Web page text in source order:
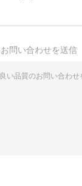
問い合わせを送信